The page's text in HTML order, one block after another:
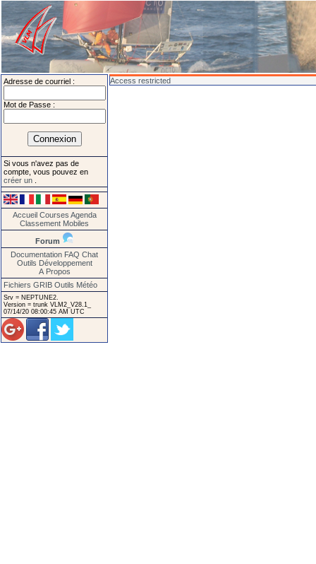
Adresse de courriel :
Mot de Passe :
Si vous n'avez pas de
compte, vous pouvez en
créer un
Accueil Courses Agenda
Classement Mobiles
Forum
Documentation FAQ Chat
Outils Développement
A Propos
Fichiers GRIB Outils Météo
Srv = NEPTUNE2.
Version = trunk VLM2_V28.1_
07/14/20 08:00:45 AM UTC
Access restricted